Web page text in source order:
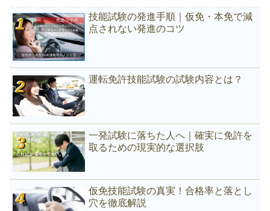
技能試験の発進手順｜仮免・本免で減
点されない発進のコツ
運転免許技能試験の試験内容とは？
一発試験に落ちた人へ｜確実に免許を
取るための現実的な選択肢
仮免技能試験の真実！合格率と落とし
穴を徹底解説